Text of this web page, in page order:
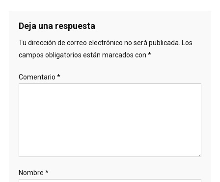
Deja una respuesta
Tu dirección de correo electrónico no será publicada. Los
campos obligatorios están marcados con *
Comentario *
Nombre *